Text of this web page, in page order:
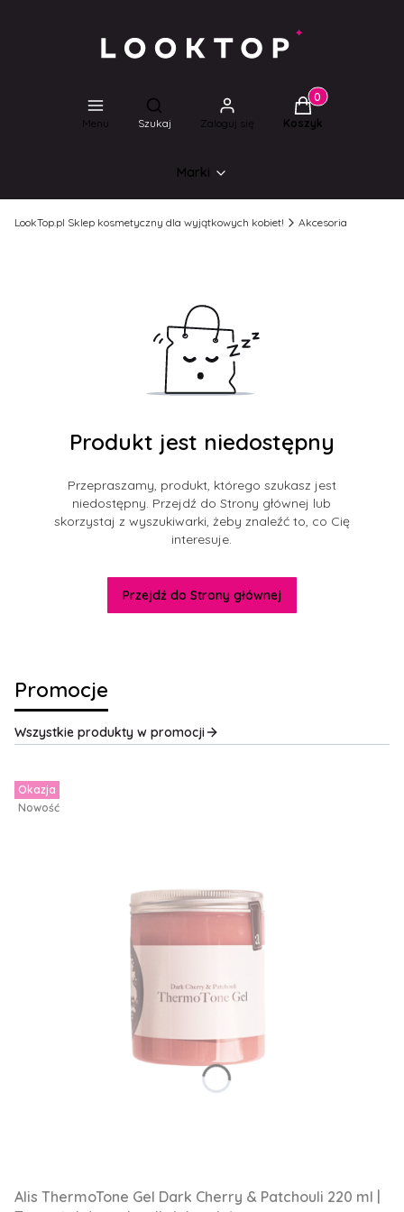
Menu
Otwórz wyszukiwarkę
Szukaj Zaloguj się
Produkty w
Koszyk
Marki
LookTop.pl Sklep kosmetyczny dla wyjątkowych kobiet! Akcesoria
Produkt jest niedostępny
Przepraszamy, produkt, którego szukasz jest
niedostępny. Przejdź do Strony głównej lub
skorzystaj z wyszukiwarki, żeby znaleźć to, co Cię
interesuje.
Przejdź do Strony głównej
Promocje
Wszystkie produkty w promocji
Okazja
Nowość
Alis ThermoTone Gel Dark Cherry & Patchouli 220 ml |